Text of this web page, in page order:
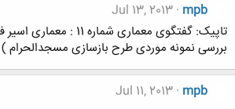
mpb
Jul 13, 2013
تاپیک: گفتگوی معماری
بررسی نمونه موردی طرح بازسازی مسجدالحرام )
mpb
Jul 11, 2013